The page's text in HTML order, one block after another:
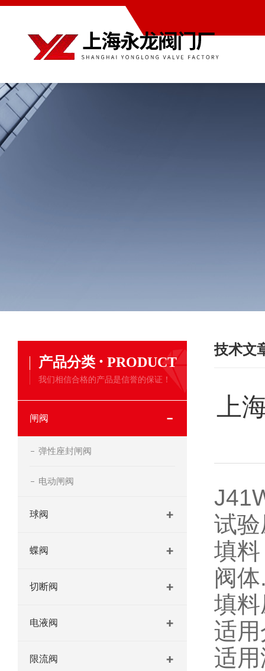
产品分类 · PRODUCT
我们相信合格的产品是信誉的保证！
闸阀
弹性座封闸阀
电动闸阀
球阀
蝶阀
切断阀
电液阀
限流阀
技术文
上
试
填
阀
填
适
适